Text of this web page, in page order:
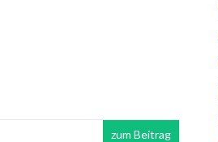
zum Beitrag